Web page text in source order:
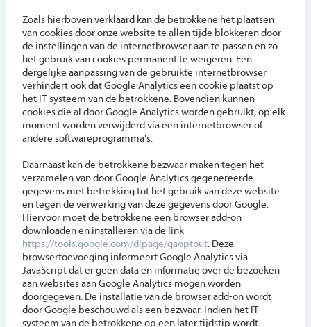
Zoals hierboven verklaard kan de betrokkene het plaatsen
van cookies door onze website te allen tijde blokkeren door
de instellingen van de internetbrowser aan te passen en zo
het gebruik van cookies permanent te weigeren. Een
dergelijke aanpassing van de gebruikte internetbrowser
verhindert ook dat Google Analytics een cookie plaatst op
het IT-systeem van de betrokkene. Bovendien kunnen
cookies die al door Google Analytics worden gebruikt, op elk
moment worden verwijderd via een internetbrowser of
andere softwareprogramma's.
Daarnaast kan de betrokkene bezwaar maken tegen het
verzamelen van door Google Analytics gegenereerde
gegevens met betrekking tot het gebruik van deze website
en tegen de verwerking van deze gegevens door Google.
Hiervoor moet de betrokkene een browser add-on
downloaden en installeren via de link
https://tools.google.com/dlpage/gaoptout . Deze
browsertoevoeging informeert Google Analytics via
JavaScript dat er geen data en informatie over de bezoeken
aan websites aan Google Analytics mogen worden
doorgegeven. De installatie van de browser add-on wordt
door Google beschouwd als een bezwaar. Indien het IT-
systeem van de betrokkene op een later tijdstip wordt